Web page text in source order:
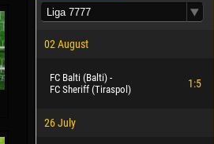
02 August
FC Balti (Balti) -
FC Sheriff (Tiraspol)
1:5
26 July